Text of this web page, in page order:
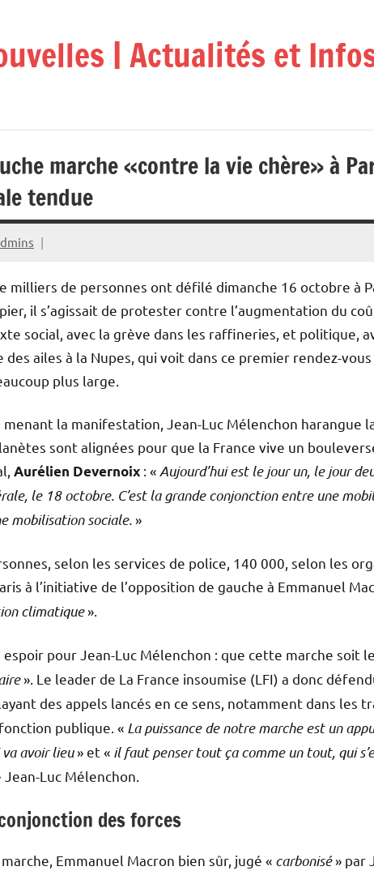
| Actualités et
marche «contre la vie chère» à
tendue
milliers de personnes ont défilé dimanche 16 octobre à
il s’agissait de protester contre l’augmentation du
social, avec la grève dans les raffineries, et politique,
ailes à la Nupes, qui voit dans ce premier rendez-
plus large.
menant la manifestation, Jean-Luc Mélenchon harangue
sont alignées pour que la France vive un
Aurélien Devernoix : « Aujourd’hui est le jour un, le jour
le 18 octobre. C’est la grande conjonction entre une
mobilisation sociale. »
selon les services de police, 140 000, selon les
à l’initiative de l’opposition de gauche à Emmanuel
climatique».
espoir pour Jean-Luc Mélenchon : que cette marche soit
». Le leader de La France insoumise (LFI) a donc
des appels lancés en ce sens, notamment dans les
publique. « La puissance de notre marche est un
avoir lieu» et « il faut penser tout ça comme un tout, qui
Luc Mélenchon.
des forces
Emmanuel Macron bien sûr, jugé « carbonisé» par